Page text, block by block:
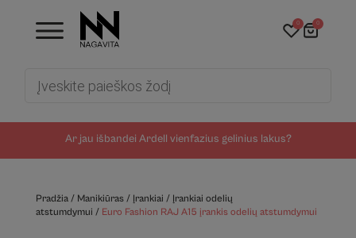
Ar jau išbandei Ardell vienfazius gelinius lakus?
0 0
Pradžia/ Manikiūras/ Įrankiai / Įrankiai odelių
atstumdymui / Euro Fashion RAJ A15 įrankis odelių atstumdymui